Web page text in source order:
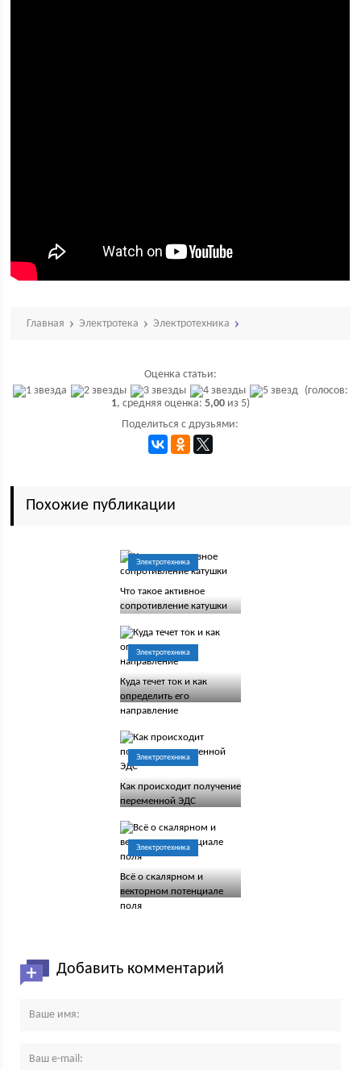
Главная Электротека Электротехника
Оценка статьи:
(голосов:
1, средняя оценка: 5,00из 5)
Поделиться с друзьями:
Похожие публикации
Электротехника
Что такое активное
сопротивление катушки
Электротехника
Куда течет ток и как
определить его
направление
Электротехника
Как происходит получение
переменной ЭДС
Электротехника
Всё о скалярном и
векторном потенциале
поля
Добавить комментарий